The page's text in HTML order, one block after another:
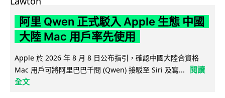
阿里 Qwen 正式駁入 Apple 生態 中國
大陸 Mac 用戶率先使用
Apple 於 2026 年 8 月 8 日公布指引，確認中國大陸合資格
Mac 用戶可將阿里巴巴千問 (Qwen) 接駁至 Siri 及寫...
閱讀
全文